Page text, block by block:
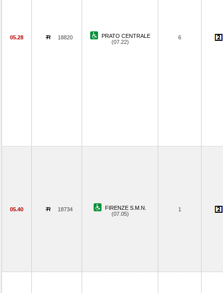
05.28 18820
PRATO CENTRALE
(07.22)
6
05.40 18734
FIRENZE S.M.N.
(07.05)
1